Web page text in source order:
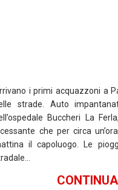
i primi acquazzoni a
strade. Auto
Buccheri La
che per circa
il capoluogo. Le